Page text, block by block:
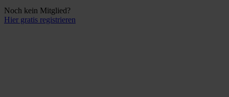
Noch kein Mitglied?
Hier gratis registrieren